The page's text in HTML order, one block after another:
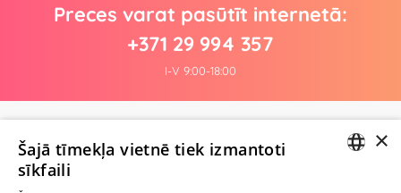
Preces varat pasūtīt internetā:
+371 29 994 357
I-V 9:00-18:00
Esi pirmais!
×
Šajā tīmekļa vietnē tiek izmantoti
sīkfaili